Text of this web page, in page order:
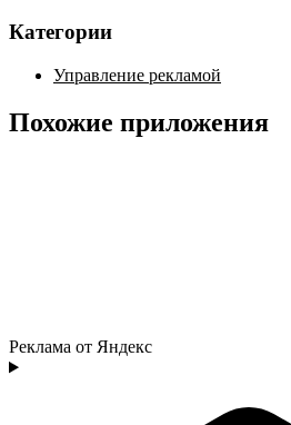
Категории
Управление рекламой
Похожие приложения
Реклама от Яндекс